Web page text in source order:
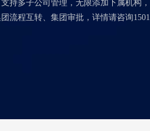
持多子公司管理，无限添加下属机构
流程互转、集团审批，详情请咨询